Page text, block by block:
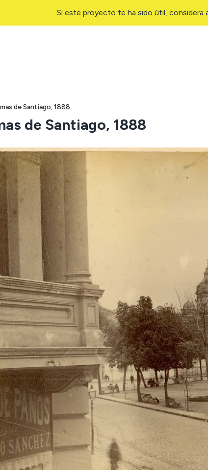
Si este proyecto te ha sido útil, considera
de Santiago, 1888
de Santiago, 1888